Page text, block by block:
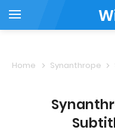
Home Synanthrope